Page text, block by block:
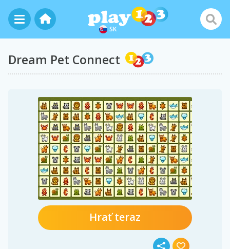
SK
Dream Pet Connect
Hrať teraz